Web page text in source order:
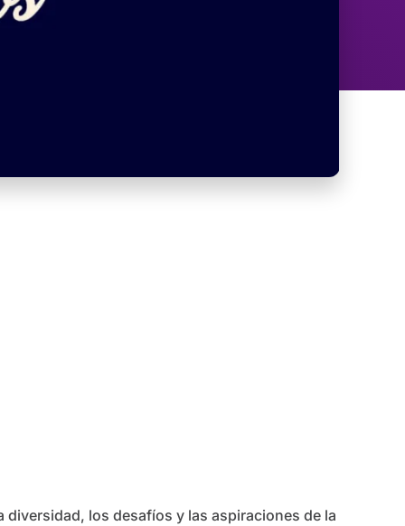
los desafíos y las aspiraciones de la